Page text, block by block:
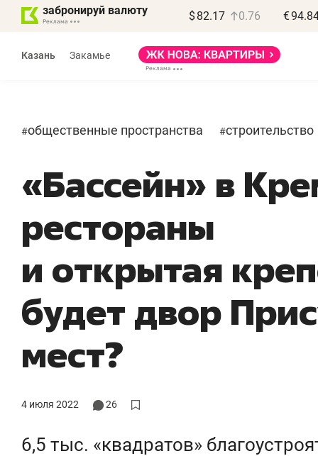
забронируй валюту $ 82.17 0.76 €
Казань Закамье
#общественные пространства #строительство
«Бассейн» в
рестораны
и открытая
будет двор
мест?
4 июля 2022 26
6,5 тыс. «квадратов»
Василь Мазитов
МАРТ
«Не зная местных
потерять минимум
полгода»
Как бизнесу выйти на зарубежные
рынки, почему надо знать аксакалов и
чем интересен Оман?